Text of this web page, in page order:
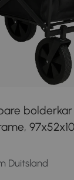
bolderkar
Duitsland